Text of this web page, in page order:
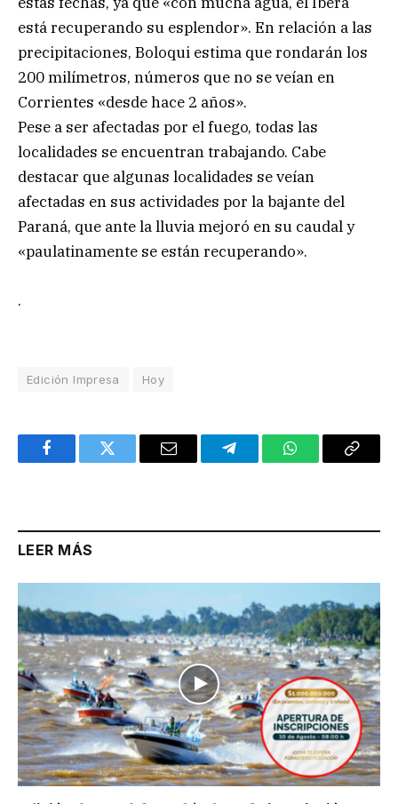
está recuperando su esplendor». En relación a las
precipitaciones, Boloqui estima que rondarán los
200 milímetros, números que no se veían en
Corrientes «desde hace 2 años».
Pese a ser afectadas por el fuego, todas las
localidades se encuentran trabajando. Cabe
destacar que algunas localidades se veían
afectadas en sus actividades por la bajante del
Paraná, que ante la lluvia mejoró en su caudal y
«paulatinamente se están recuperando».
.
Edición Impresa Hoy
FacebookTwitter Email TelegramWhatsAppCopy
LEER MÁS